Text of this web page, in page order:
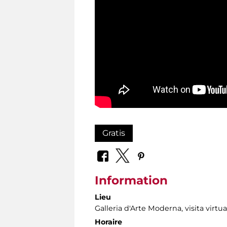
Gratis
Information
Lieu
Galleria d'Arte Moderna, visita
Horaire